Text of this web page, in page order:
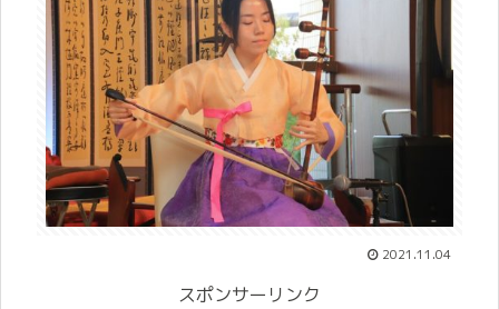
2021.11.04
スポンサーリンク